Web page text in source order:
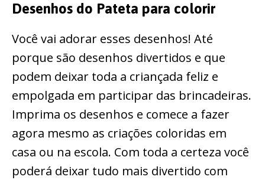
Desenhos do Pateta para colorir
Você vai adorar esses desenhos! Até
porque são desenhos divertidos e que
podem deixar toda a criançada feliz e
empolgada em participar das brincadeiras.
Imprima os desenhos e comece a fazer
agora mesmo as criações coloridas em
casa ou na escola. Com toda a certeza você
poderá deixar tudo mais divertido com